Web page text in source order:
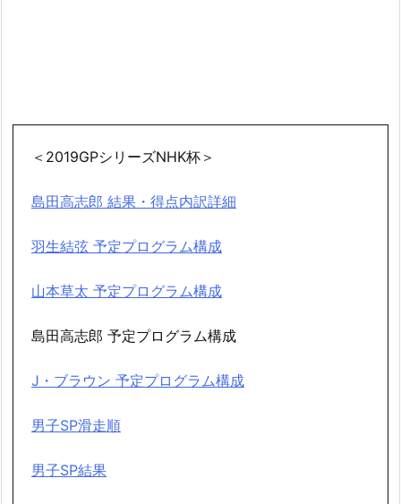
＜2019GPシリーズNHK杯＞
島田高志郎 結果・得点内訳詳細
羽生結弦 予定プログラム構成
山本草太 予定プログラム構成
島田高志郎 予定プログラム構成
J・ブラウン 予定プログラム構成
男子SP滑走順
男子SP結果